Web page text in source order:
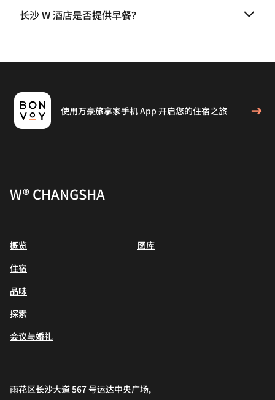
长沙 W 酒店是否提供早餐？
使用万豪旅享家手机 App 开启您的住宿之旅
W® CHANGSHA
概览
住宿
品味
探索
会议与婚礼
图库
雨花区长沙大道 567 号运达中央广场,